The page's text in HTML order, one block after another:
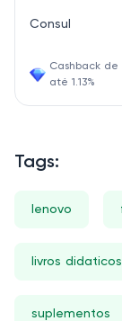
Consul
Cashback de
até 1.13%
Tags:
lenovo
livros didaticos
suplementos